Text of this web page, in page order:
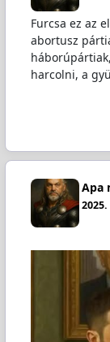
Furcsa ez az
abortusz
harcolni, a
Apa
2025.